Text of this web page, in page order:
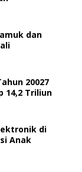
dan
20027
14,2 Triliun
di
Anak